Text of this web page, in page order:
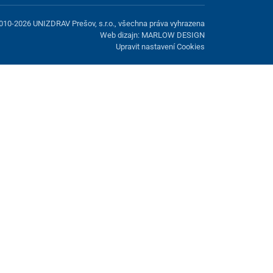
2026 UNIZDRAV Prešov, s.r.o., všechna práva vyhrazena
Web dizajn: MARLOW DESIGN
Upravit nastavení Cookies